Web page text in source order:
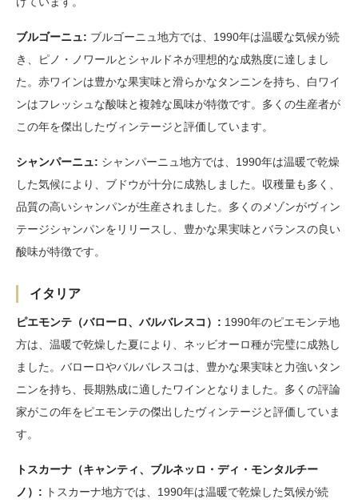
ブルゴーニュ: ブルゴーニュ地方では、1990年は温暖な気候が続
き、ピノ・ノワールとシャルドネが理想的な成熟度に達しまし
た。赤ワインは豊かな果実味と滑らかなタンニンを持ち、白ワイ
ンはフレッシュな酸味と複雑な風味が特徴です。多くの生産者が
この年を傑出したヴィンテージと評価しています。
シャンパーニュ: シャンパーニュ地方では、1990年は温暖で乾燥
した気候により、ブドウが十分に成熟しました。収穫量も多く、
品質の高いシャンパンが生産されました。多くのメゾンがヴィン
テージシャンパンをリリースし、豊かな果実味とバランスの良い
酸味が特徴です。
イタリア
ピエモンテ（バローロ、バルバレスコ）: 1990年のピエモンテ地
方は、温暖で乾燥した夏により、ネッビオーロ種が完璧に成熟し
ました。バローロやバルバレスコは、豊かな果実味と力強いタン
ニンを持ち、長期熟成に適したワインとなりました。多くの評論
家がこの年をピエモンテの傑出したヴィンテージと評価していま
す。
トスカーナ（キャンティ、ブルネッロ・ディ・モンタルチー
ノ）: トスカーナ地方では、1990年は温暖で乾燥した気候が続